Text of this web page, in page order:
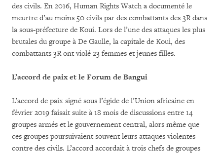
des civils. En 2016, Human Rights Watch a documenté le
meurtre d’au moins 50 civils par des combattants des 3R dans
la sous-préfecture de Koui. Lors de l’une des attaques les plus
brutales du groupe à De Gaulle, la capitale de Koui, des
combattants 3R ont violé 23 femmes et jeunes filles.
L’accord de paix et le Forum de Bangui
L’accord de paix signé sous l’égide de l’Union africaine en
février 2019 faisait suite à 18 mois de discussions entre 14
groupes armés et le gouvernement central, alors même que
ces groupes poursuivaient souvent leurs attaques violentes
contre des civils. L’accord accordait à trois chefs de groupes